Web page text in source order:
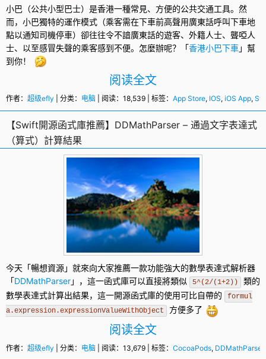
小巴（公共小型巴士）是香港一種常見、方便的公共交通工具。然
而，小巴獨特的運作模式（乘客需在下車前高聲用廣東話呼叫下車地
點以通知司機停車）卻往往令不諳廣東話的遊客、外籍人士、聾啞人
士、以至感冒失聲的乘客感到不便。怎麼辦呢？「香港小巴下車 」幫
到你！
阅读全文
作者： 超级efly | 分类： 电脑 | 阅读：18,539 | 标签： App Store, IOS, iOS App,
【Swift開源函式庫推薦】DDMathParser – 通過文字表達式
（算式）計算結果
今天「暢想資源」就來向大家推薦一款功能強大的數學表達式解析器
「DDMathParser」，這一函式庫可以直接將類似 5^(2/(1+2))
類的
數學表達式計算出結果，這一開源函式庫的使用可比自帶的
formul
a.expression.expressionValueWithObject
方便多了
阅读全文
作者： 超级efly | 分类： 电脑 | 阅读：13,679 | 标签： CocoaPods, DDMathParser